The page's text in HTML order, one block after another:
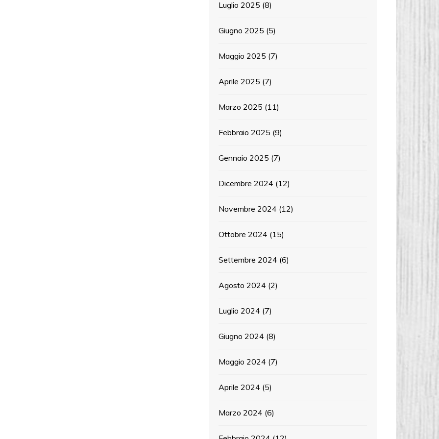
Luglio 2025 (8)
Giugno 2025 (5)
Maggio 2025 (7)
Aprile 2025 (7)
Marzo 2025 (11)
Febbraio 2025 (9)
Gennaio 2025 (7)
Dicembre 2024 (12)
Novembre 2024 (12)
Ottobre 2024 (15)
Settembre 2024 (6)
Agosto 2024 (2)
Luglio 2024 (7)
Giugno 2024 (8)
Maggio 2024 (7)
Aprile 2024 (5)
Marzo 2024 (6)